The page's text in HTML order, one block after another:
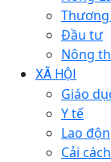
Thương
Đầu tư
Nông
XÃ HỘI
Giáo
Y tế
Lao
Cải